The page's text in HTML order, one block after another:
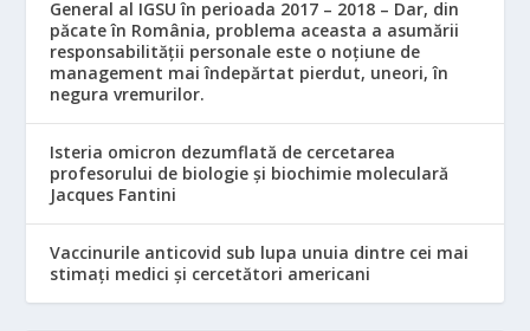
General al IGSU în perioada 2017 – 2018 – Dar, din
păcate în România, problema aceasta a asumării
responsabilităţii personale este o noţiune de
management mai îndepărtat pierdut, uneori, în
negura vremurilor.
Isteria omicron dezumflată de cercetarea
profesorului de biologie și biochimie moleculară
Jacques Fantini
Vaccinurile anticovid sub lupa unuia dintre cei mai
stimați medici și cercetători americani